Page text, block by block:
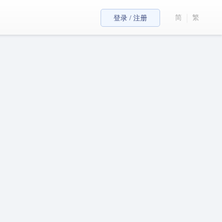
登录 / 注册 简 繁